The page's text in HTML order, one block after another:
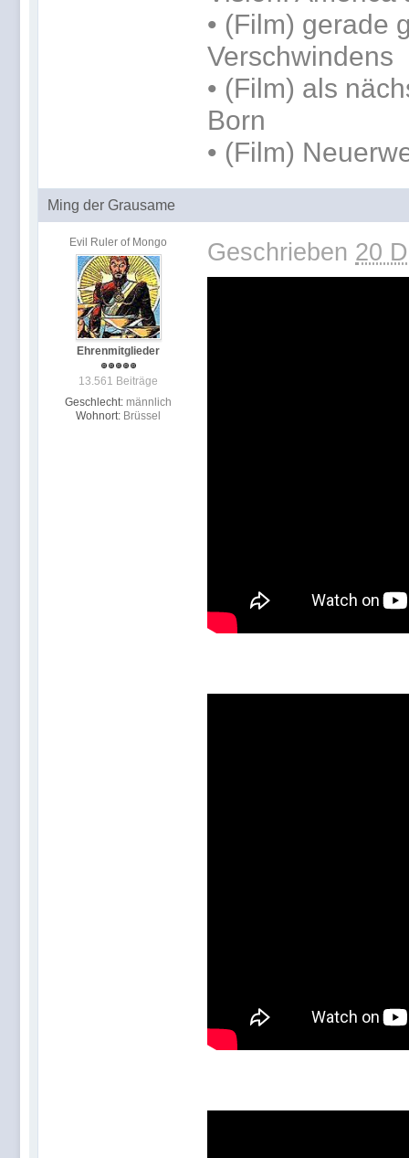
• (Film) gerade
Verschwindens
• (Film) als
Born
• (Film)
Ming der Grausame
Evil Ruler of Mongo
Ehrenmitglieder
13.561 Beiträge
Geschlecht: männlich
Wohnort: Brüssel
Geschrieben 20